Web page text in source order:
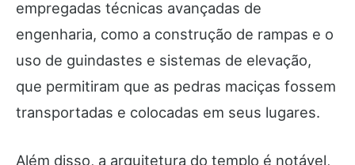
empregadas técnicas avançadas de
engenharia, como a construção de rampas e o
uso de guindastes e sistemas de elevação,
que permitiram que as pedras maciças fossem
transportadas e colocadas em seus lugares.
Além disso, a arquitetura do templo é notável,